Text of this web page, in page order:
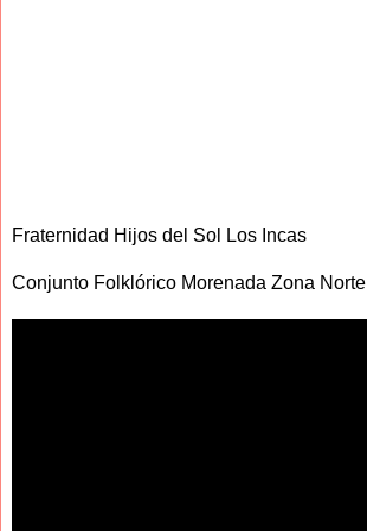
Fraternidad Hijos del Sol Los Incas
Conjunto Folklórico Morenada Zona Norte